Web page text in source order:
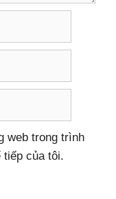
web trong trình
tiếp của tôi.